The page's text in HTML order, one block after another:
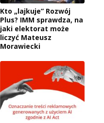
Kto „lajkuje” Rozwój
Plus? IMM sprawdza, na
jaki elektorat może
liczyć Mateusz
Morawiecki